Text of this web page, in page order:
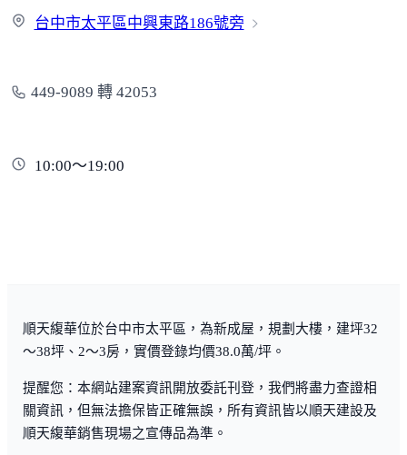
台中市太平區中興東路186號旁
449-9089 轉 42053
10:00～19:00
順天緮華位於台中市太平區，為新成屋，規劃大樓，建坪32
～38坪、2～3房，實價登錄均價38.0萬/坪。
提醒您：本網站建案資訊開放委託刊登，我們將盡力查證相
關資訊，但無法擔保皆正確無誤，所有資訊皆以順天建設及
順天緮華銷售現場之宣傳品為準。